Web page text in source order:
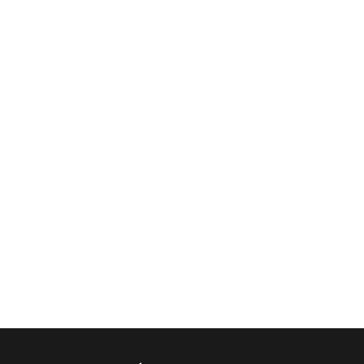
les paliers. Le moteur reste plus propre à haut
quand la zone rouge est nettement plus élevée
?
turbo, E85, usage piste…) sans changer la
plus solide.
préparation globale (pistons, bielles, gestion
; changement de cylindrée et de caractère =